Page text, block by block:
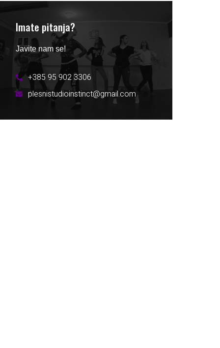
Imate pitanja?
Javite nam se!
+385 95 902 3306
plesnistudioinstinct@gmail.com